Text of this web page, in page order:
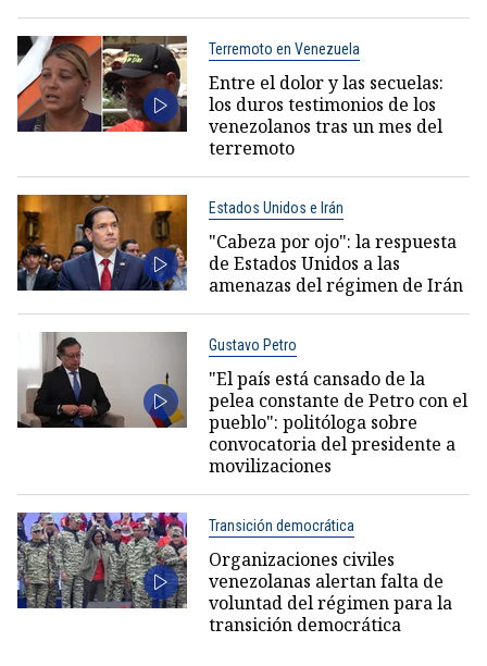
Terremoto en Venezuela
Entre el dolor y las secuelas:
los duros testimonios de los
venezolanos tras un mes del
terremoto
Estados Unidos e Irán
"Cabeza por ojo": la respuesta
de Estados Unidos a las
amenazas del régimen de Irán
Gustavo Petro
"El país está cansado de la
pelea constante de Petro con el
pueblo": politóloga sobre
convocatoria del presidente a
movilizaciones
Transición democrática
Organizaciones civiles
venezolanas alertan falta de
voluntad del régimen para la
transición democrática